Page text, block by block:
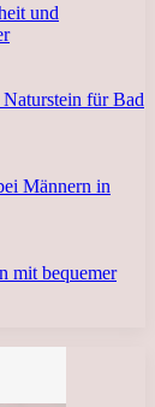
und
Naturstein für Bad
Männern in
mit bequemer